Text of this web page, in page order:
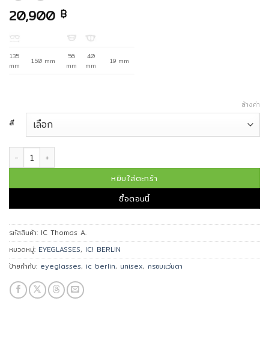
20,900 ฿
135
mm
150 mm
56
mm
40
mm
19 mm
สี
ล้างค่า
จำนวน IC BERLIN แว่นตา รุ่น Thomas A. ชิ้น
หยิบใส่ตะกร้า
ซื้อตอนนี้
รหัสสินค้า: IC Thomas A.
หมวดหมู่: EYEGLASSES, IC! BERLIN
ป้ายกำกับ: eyeglasses, ic berlin, unisex, กรอบแว่นตา